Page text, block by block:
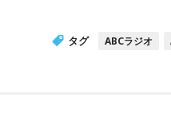
タグ ABCラジオ